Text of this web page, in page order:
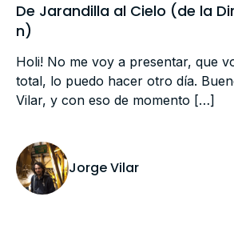
De Jarandilla al Cielo (de la
n)
Holi! No me voy a presentar, que
total, lo puedo hacer otro día.
Vilar, y con eso de momento […]
Jorge Vilar